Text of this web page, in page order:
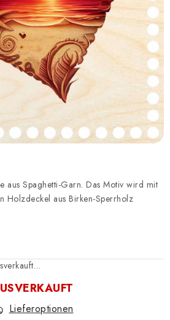
Kontakt
AGB
Impressum
aus Spaghetti-Garn. Das Motiv wird mit
Holzdeckel aus Birken-Sperrholz
Lieferoptionen